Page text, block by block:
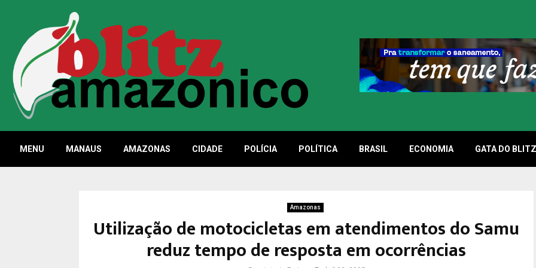
MENU MANAUS AMAZONAS CIDADE POLÍCIA POLÍTICA BRASIL ECONOMIA GATA DO BLITZ
Amazonas
Utilização de motocicletas em atendimentos do Samu
reduz tempo de resposta em ocorrências